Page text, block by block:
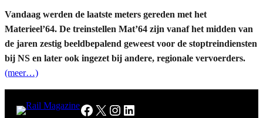
Vandaag werden de laatste meters gereden met het
Materieel’64. De treinstellen Mat’64 zijn vanaf het midden van
de jaren zestig beeldbepalend geweest voor de stoptreindiensten
bij NS en later ook ingezet bij andere, regionale vervoerders.
(meer…)
Facebook X Instagram LinkedIn